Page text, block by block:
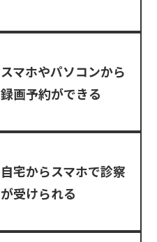
スマホやパソコンから
録画予約ができる
自宅からスマホで診察
が受けられる